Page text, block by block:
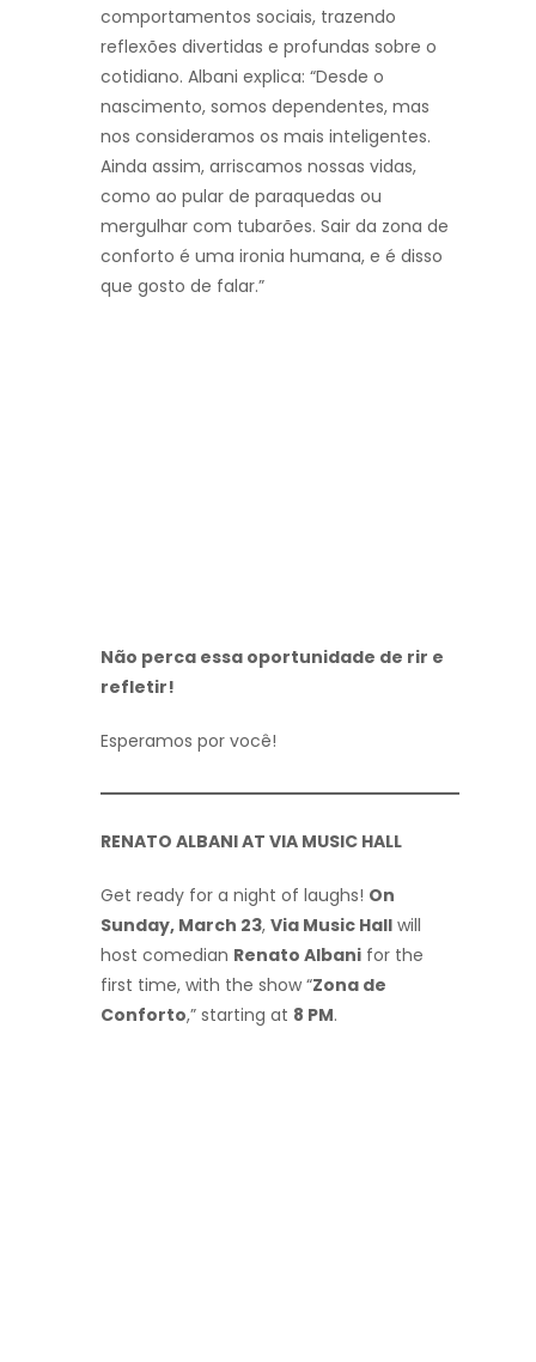
comportamentos sociais, trazendo
reflexões divertidas e profundas sobre o
cotidiano. Albani explica: “Desde o
nascimento, somos dependentes, mas
nos consideramos os mais inteligentes.
Ainda assim, arriscamos nossas vidas,
como ao pular de paraquedas ou
mergulhar com tubarões. Sair da zona de
conforto é uma ironia humana, e é disso
que gosto de falar.”
Não perca essa oportunidade de rir e
refletir!
Esperamos por você!
RENATO ALBANI AT VIA MUSIC HALL
Get ready for a night of laughs! On
Sunday, March 23, Via Music Hall will
host comedian Renato Albani for the
first time, with the show “Zona de
Conforto,” starting at 8 PM.